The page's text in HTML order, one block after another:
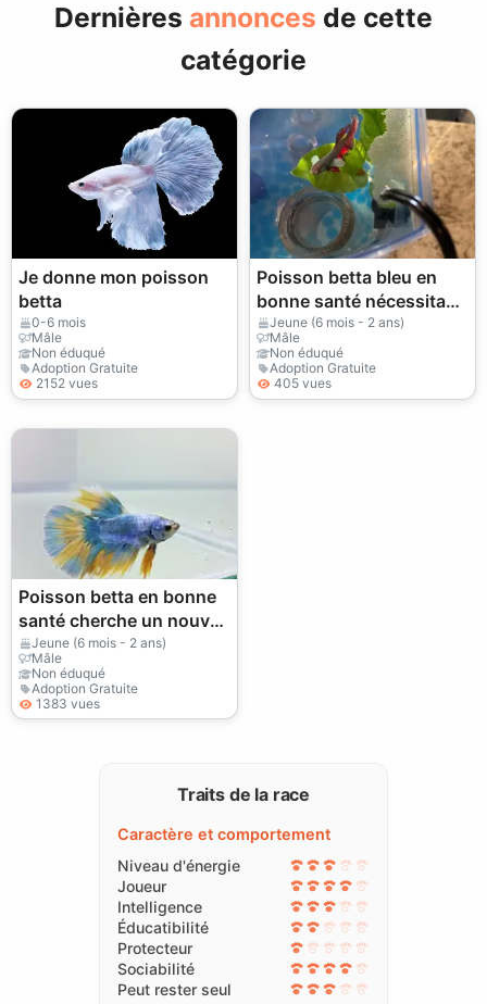
Dernières annonces de cette
catégorie
Je donne mon poisson
betta
0-6 mois
Mâle
Non éduqué
Adoption Gratuite
2152 vues
Poisson betta bleu en
bonne santé nécessitant
un aquarium
correctement préparé
Jeune (6 mois - 2 ans)
Mâle
Non éduqué
Adoption Gratuite
405 vues
Poisson betta en bonne
santé cherche un nouvel
aquarium calme
Jeune (6 mois - 2 ans)
Mâle
Non éduqué
Adoption Gratuite
1383 vues
Traits de la race
Caractère et comportement
Niveau d'énergie
Joueur
Intelligence
Éducatibilité
Protecteur
Sociabilité
Peut rester seul